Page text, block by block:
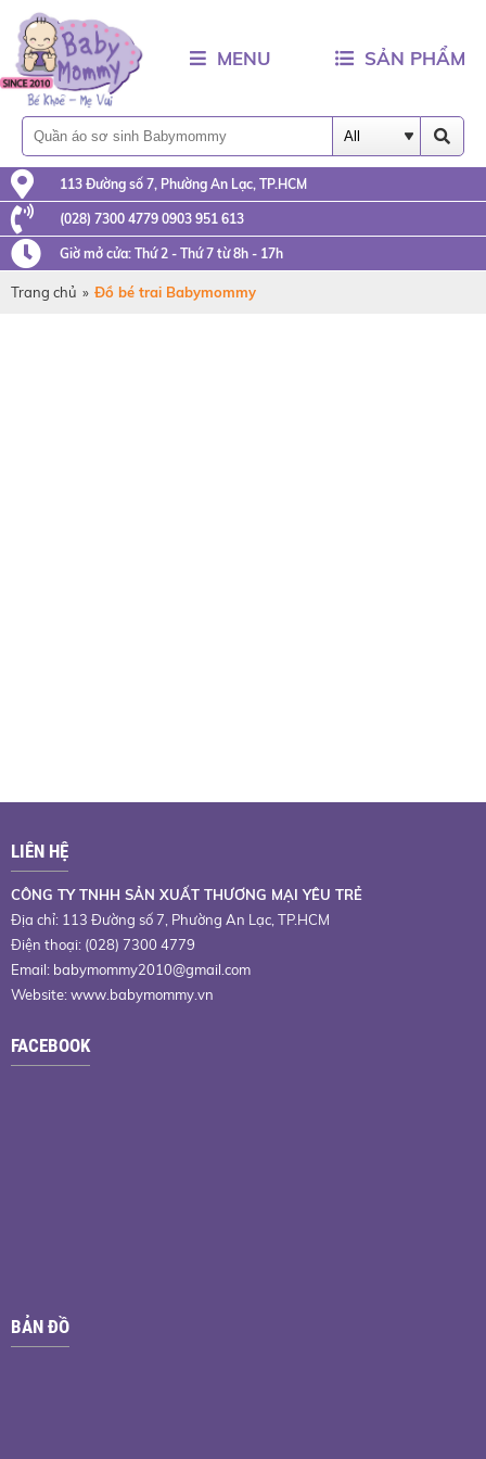
MENU SẢN PHẨM
113 Đường số 7, Phường An Lạc, TP.HCM
(028) 7300 4779 0903 951 613
Giờ mở cửa: Thứ 2 - Thứ 7 từ 8h - 17h
Trang chủ » Đồ bé trai Babymommy
LIÊN HỆ
CÔNG TY TNHH SẢN XUẤT THƯƠNG MẠI YÊU TRẺ
Địa chỉ: 113 Đường số 7, Phường An Lạc, TP.HCM
Điện thoại: (028) 7300 4779
Email: babymommy2010@gmail.com
Website: www.babymommy.vn
FACEBOOK
BẢN ĐỒ